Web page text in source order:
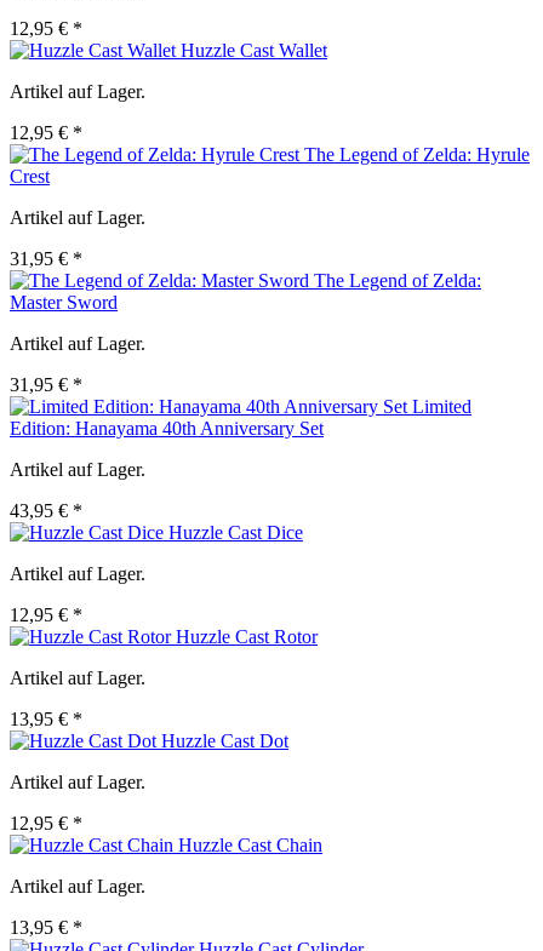
12,95 € *
Huzzle Cast Wallet
Artikel auf Lager.
12,95 € *
The Legend of Zelda: Hyrule
Crest
Artikel auf Lager.
31,95 € *
The Legend of Zelda:
Master Sword
Artikel auf Lager.
31,95 € *
Limited
Edition: Hanayama 40th Anniversary Set
Artikel auf Lager.
43,95 € *
Huzzle Cast Dice
Artikel auf Lager.
12,95 € *
Huzzle Cast Rotor
Artikel auf Lager.
13,95 € *
Huzzle Cast Dot
Artikel auf Lager.
12,95 € *
Huzzle Cast Chain
Artikel auf Lager.
13,95 € *